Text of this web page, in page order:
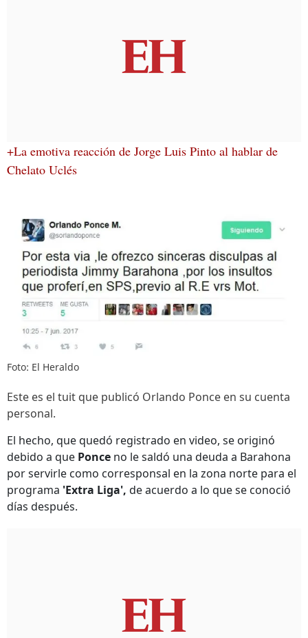
+La emotiva reacción de Jorge Luis Pinto al hablar de
Chelato Uclés
Foto: El Heraldo
Este es el tuit que publicó Orlando Ponce en su cuenta
personal.
El hecho, que quedó registrado en video, se originó
debido a que Ponce no le saldó una deuda a Barahona
por servirle como corresponsal en la zona norte para el
programa 'Extra Liga', de acuerdo a lo que se conoció
días después.